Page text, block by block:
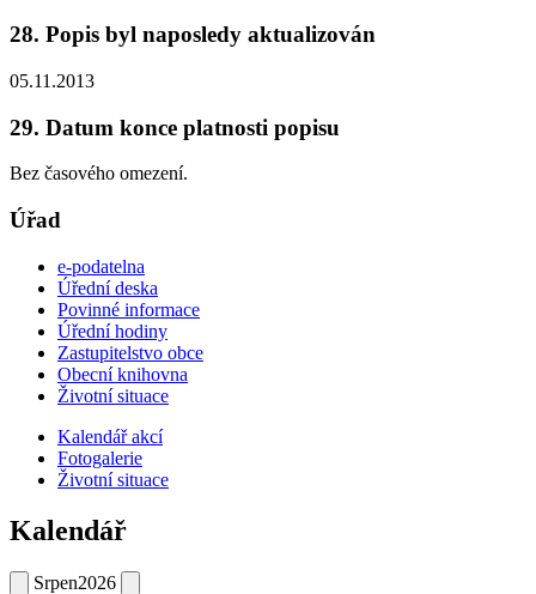
28. Popis byl naposledy aktualizován
05.11.2013
29. Datum konce platnosti popisu
Bez časového omezení.
Úřad
e-podatelna
Úřední deska
Povinné informace
Úřední hodiny
Zastupitelstvo obce
Obecní knihovna
Životní situace
Kalendář akcí
Fotogalerie
Životní situace
Kalendář
Srpen2026